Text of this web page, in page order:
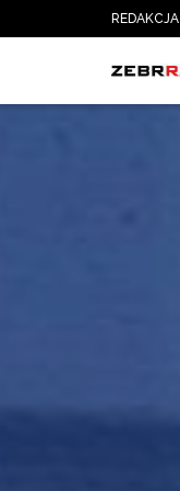
REDAKCJA